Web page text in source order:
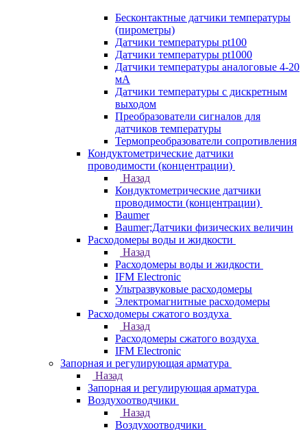
Бесконтактные датчики температуры
(пирометры)
Датчики температуры pt100
Датчики температуры pt1000
Датчики температуры аналоговые 4-20
мА
Датчики температуры с дискретным
выходом
Преобразователи сигналов для
датчиков температуры
Термопреобразователи сопротивления
Кондуктометрические датчики
проводимости (концентрации)
Назад
Кондуктометрические датчики
проводимости (концентрации)
Baumer
Baumer;Датчики физических величин
Расходомеры воды и жидкости
Назад
Расходомеры воды и жидкости
IFM Electronic
Ультразвуковые расходомеры
Электромагнитные расходомеры
Расходомеры сжатого воздуха
Назад
Расходомеры сжатого воздуха
IFM Electronic
Запорная и регулирующая арматура
Назад
Запорная и регулирующая арматура
Воздухоотводчики
Назад
Воздухоотводчики